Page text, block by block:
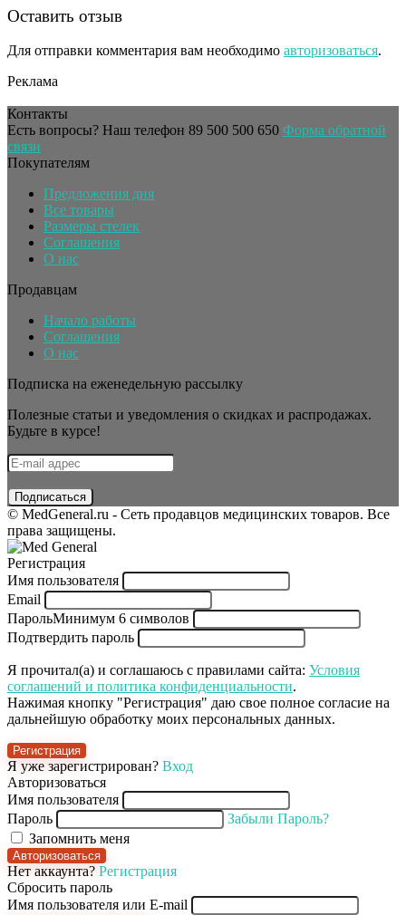
Оставить отзыв
Для отправки комментария вам необходимо авторизоваться.
Реклама
Контакты
Есть вопросы? Наш телефон 89 500 500 650 Форма обратной
связи
Покупателям
Предложения дня
Все товары
Размеры стелек
Соглашения
О нас
Продавцам
Начало работы
Соглашения
О нас
Подписка на еженедельную рассылку
Полезные статьи и уведомления о скидках и распродажах.
Будьте в курсе!
© MedGeneral.ru - Сеть продавцов медицинских товаров. Все
права защищены.
Регистрация
Имя пользователя
Email
ПарольМинимум 6 символов
Подтвердить пароль
Я прочитал(а) и соглашаюсь с правилами сайта: Условия
соглашений и политика конфиденциальности.
Нажимая кнопку "Регистрация" даю свое полное согласие на
дальнейшую обработку моих персональных данных.
Регистрация
Я уже зарегистрирован? Вход
Авторизоваться
Имя пользователя
Пароль
Забыли Пароль?
Запомнить меня
Авторизоваться
Нет аккаунта? Регистрация
Сбросить пароль
Имя пользователя или E-mail